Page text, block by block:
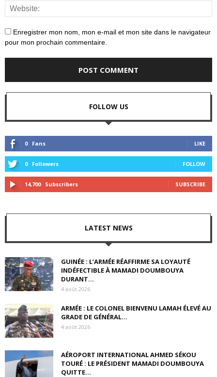
Enregistrer mon nom, mon e-mail et mon site dans le navigateur
pour mon prochain commentaire.
FOLLOW US
0 Fans LIKE
0 Followers FOLLOW
14,700 Subscribers SUBSCRIBE
LATEST NEWS
GUINÉE : L’ARMÉE RÉAFFIRME SA LOYAUTÉ
INDÉFECTIBLE À MAMADI DOUMBOUYA
DURANT...
4 août 2026
ARMÉE : LE COLONEL BIENVENU LAMAH ÉLEVÉ AU
GRADE DE GÉNÉRAL...
4 août 2026
AÉROPORT INTERNATIONAL AHMED SÉKOU
TOURÉ : LE PRÉSIDENT MAMADI DOUMBOUYA
QUITTE...